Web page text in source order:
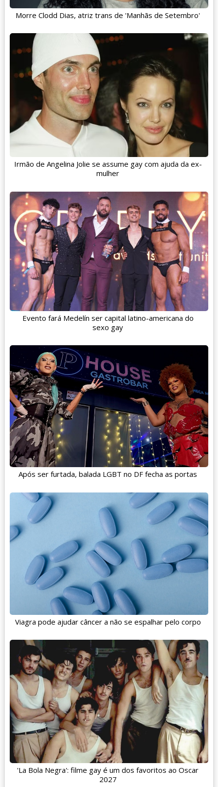
Morre Clodd Dias, atriz trans de 'Manhãs de Setembro'
Irmão de Angelina Jolie se assume gay com ajuda da ex-
mulher
Evento fará Medelín ser capital latino-americana do
sexo gay
Após ser furtada, balada LGBT no DF fecha as portas
Viagra pode ajudar câncer a não se espalhar pelo corpo
'La Bola Negra': filme gay é um dos favoritos ao Oscar
2027